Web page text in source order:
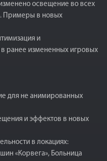
освещение во всех
Примеры в новых
и
ранее измененных игровых
для не анимированных
и эффектов в новых
в локациях:
«Корвега», Больница